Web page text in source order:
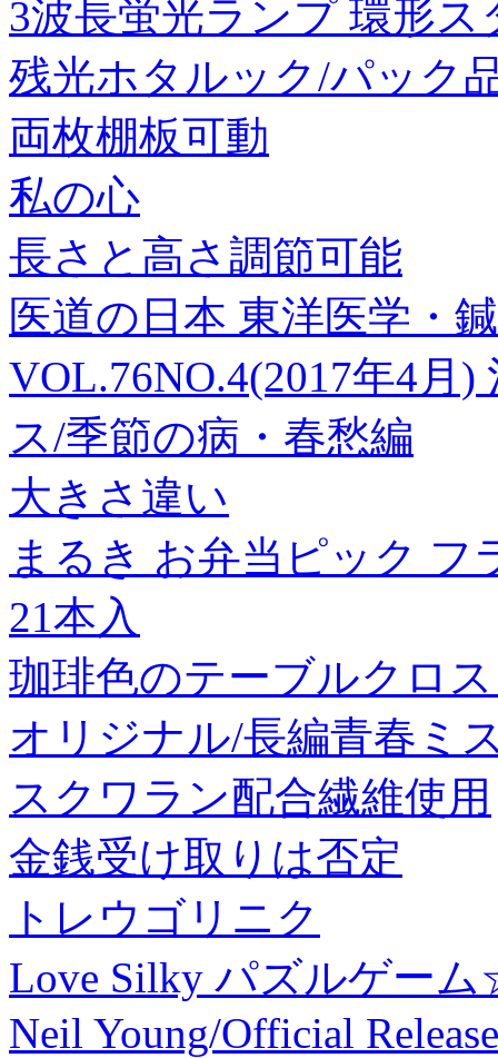
3波長蛍光ランプ 環形ス
残光ホタルック/パック
両枚棚板可動
私の心
長さと高さ調節可能
医道の日本 東洋医学・
VOL.76NO.4(2017年4月
ス/季節の病・春愁編
大きさ違い
まるき お弁当ピック
21本入
珈琲色のテーブルクロ
オリジナル/長編青春ミ
スクワラン配合繊維使用
金銭受け取りは否定
トレウゴリニク
Love Silky パズルゲー
Neil Young/Official